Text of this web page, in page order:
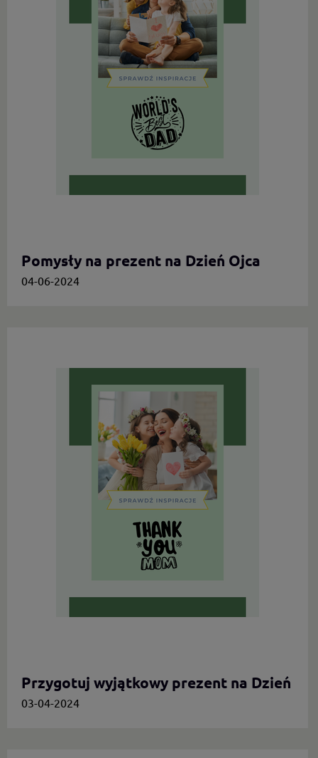
Pomysły na prezent na Dzień Ojca
04-06-2024
Przygotuj wyjątkowy prezent na Dzień
Mamy.
03-04-2024